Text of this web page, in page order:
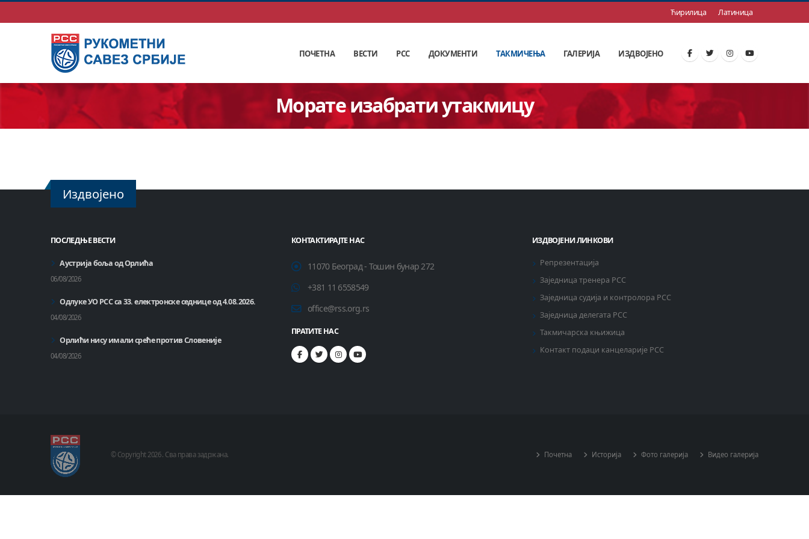
Ћирилица Латиница
ПОЧЕТНА ВЕСТИ РСС ДОКУМЕНТИ ТАКМИЧЕЊА ГАЛЕРИЈА ИЗДВОЈЕНО
Морате изабрати утакмицу
Издвојено
ПОСЛЕДЊЕ ВЕСТИ
Аустрија боља од Орлића
06/08/2026
Одлуке УО РСС са 33. електронске седнице од 4.08.2026.
04/08/2026
Орлићи нису имали среће против Словеније
04/08/2026
КОНТАКТИРАЈТЕ НАС
11070 Београд - Тошин бунар 272
+381 11 6558549
office@rss.org.rs
ПРАТИТЕ НАС
ИЗДВОЈЕНИ ЛИНКОВИ
Репрезентација
Заједница тренера РСС
Заједница судија и контролора РСС
Заједница делегата РСС
Такмичарска књижица
Контакт подаци канцеларије РСС
© Copyright 2026 . Сва права задржана. Почетна Историја Фото галерија Видео галерија